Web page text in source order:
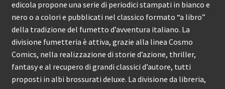
edicola propone una serie di periodici stampati in bianco e
nero o a colori e pubblicati nel classico formato “a libro”
della tradizione del fumetto d’avventura italiano. La
divisione fumetteria è attiva, grazie alla linea Cosmo
Comics, nella realizzazione di storie d’azione, thriller,
fantasy e al recupero di grandi classici d’autore, tutti
proposti in albi brossurati deluxe. La divisione da libreria,